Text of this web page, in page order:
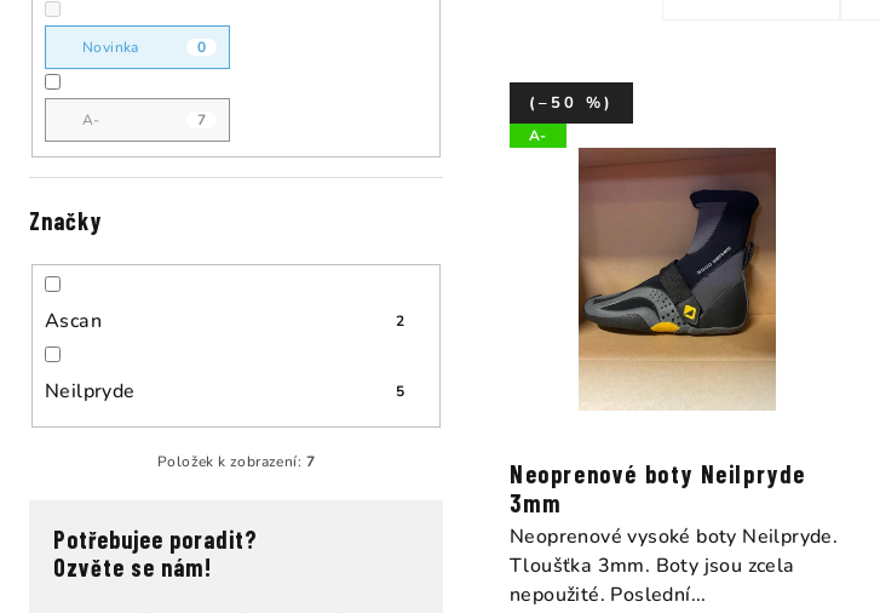
Novinka 0
A- 7
Značky
Ascan 2
Neilpryde 5
Položek k zobrazení: 7
Potřebujee poradit?
Ozvěte se nám!
n
í
r
o
d
u
k
ů
A-
Neoprenové boty Neilpryde
3mm
(–50 %)
Neoprenové vysoké boty Neilpryde.
Tloušťka 3mm. Boty jsou zcela
nepoužité. Poslední...